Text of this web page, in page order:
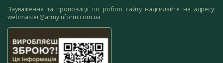
Зауваження та пропозиції по роботі сайту надсилайте на адресу:
webmaster@armyinform.com.ua